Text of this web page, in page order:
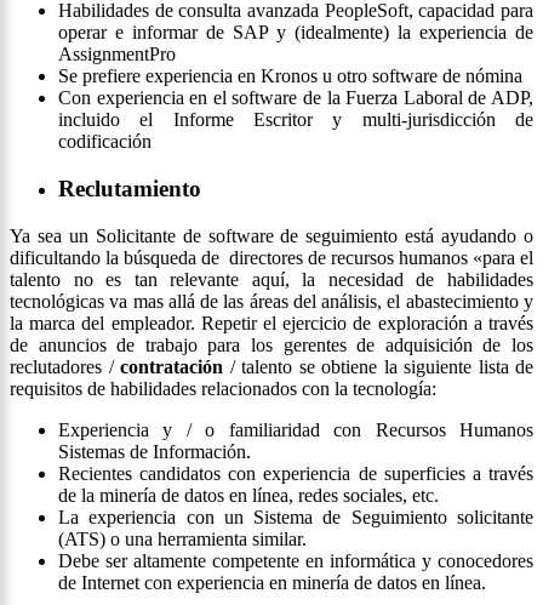
Habilidades de consulta avanzada PeopleSoft, capacidad para
operar e informar de SAP y (idealmente) la experiencia de
AssignmentPro
Se prefiere experiencia en Kronos u otro software de nómina
Con experiencia en el software de la Fuerza Laboral de ADP,
incluido el Informe Escritor y multi-jurisdicción de
codificación
Reclutamiento
Ya sea un Solicitante de software de seguimiento está ayudando o
dificultando la búsqueda de directores de recursos humanos «para el
talento no es tan relevante aquí, la necesidad de habilidades
tecnológicas va mas allá de las áreas del análisis, el abastecimiento y
la marca del empleador. Repetir el ejercicio de exploración a través
de anuncios de trabajo para los gerentes de adquisición de los
reclutadores /contratación / talento se obtiene la siguiente lista de
requisitos de habilidades relacionados con la tecnología:
Experiencia y / o familiaridad con Recursos Humanos
Sistemas de Información.
Recientes candidatos con experiencia de superficies a través
de la minería de datos en línea, redes sociales, etc.
La experiencia con un Sistema de Seguimiento solicitante
(ATS) o una herramienta similar.
Debe ser altamente competente en informática y conocedores
de Internet con experiencia en minería de datos en línea.